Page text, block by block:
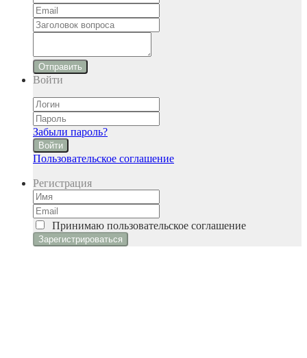
Отправить
Войти
Забыли пароль?
Войти
Пользовательское соглашение
Регистрация
Принимаю пользовательское соглашение